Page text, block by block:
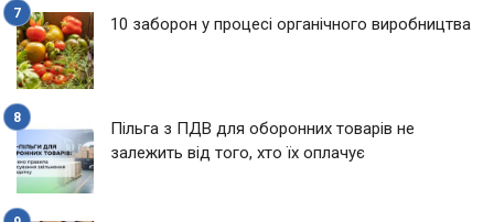
10 заборон у процесі органічного виробництва
Пільга з ПДВ для оборонних товарів не
залежить від того, хто їх оплачує